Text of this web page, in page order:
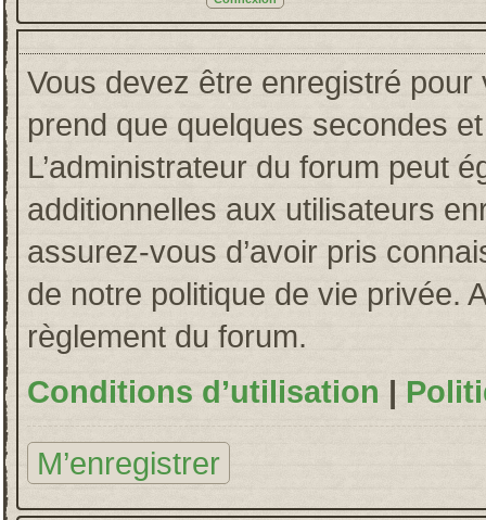
Vous devez être enregistré pour
prend que quelques secondes
L’administrateur du forum peut
additionnelles aux utilisateurs
assurez-vous d’avoir pris
de notre politique de vie privée.
règlement du forum.
Conditions d’utilisation |
M’enregistrer